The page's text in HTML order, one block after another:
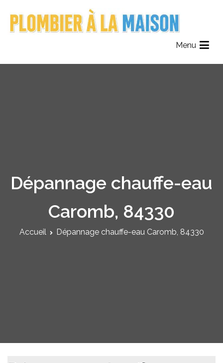
contenu
Menu
Dépannage chauffe-eau
Caromb, 84330
Accueil Dépannage chauffe-eau Caromb, 84330